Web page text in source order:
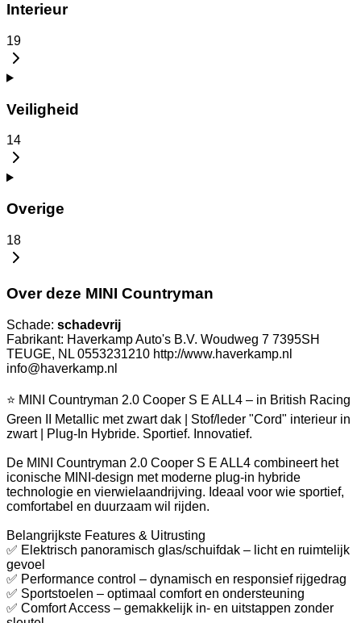
Interieur
19
Veiligheid
14
Overige
18
Over deze MINI Countryman
Schade: schadevrij
Fabrikant: Haverkamp Auto's B.V. Woudweg 7 7395SH
TEUGE, NL 0553231210 http://www.haverkamp.nl
info@haverkamp.nl
⭐ MINI Countryman 2.0 Cooper S E ALL4 – in British Racing
Green II Metallic met zwart dak | Stof/leder "Cord" interieur in
zwart | Plug-In Hybride. Sportief. Innovatief.
De MINI Countryman 2.0 Cooper S E ALL4 combineert het
iconische MINI-design met moderne plug-in hybride
technologie en vierwielaandrijving. Ideaal voor wie sportief,
comfortabel en duurzaam wil rijden.
Belangrijkste Features & Uitrusting
✅ Elektrisch panoramisch glas/schuifdak – licht en ruimtelijk
gevoel
✅ Performance control – dynamisch en responsief rijgedrag
✅ Sportstoelen – optimaal comfort en ondersteuning
✅ Comfort Access – gemakkelijk in- en uitstappen zonder